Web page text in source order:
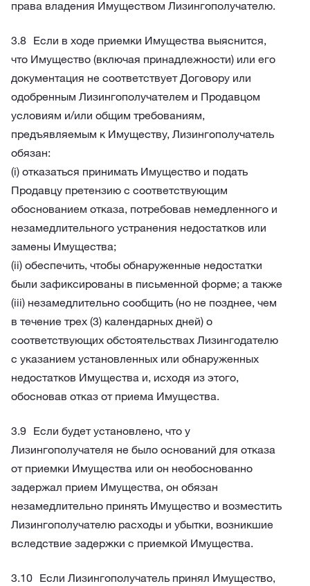
права владения Имуществом Лизингополучателю.
Если в ходе приемки Имущества выяснится,
что Имущество (включая принадлежности) или его
документация не соответствует Договору или
одобренным Лизингополучателем и Продавцом
условиям и/или общим требованиям,
предъявляемым к Имуществу, Лизингополучатель
обязан:
(i) отказаться принимать Имущество и подать
Продавцу претензию с соответствующим
обоснованием отказа, потребовав немедленного и
незамедлительного устранения недостатков или
замены Имущества;
(ii) обеспечить, чтобы обнаруженные недостатки
были зафиксированы в письменной форме; а также
(iii) незамедлительно сообщить (но не позднее, чем
в течение трех (3) календарных дней) о
соответствующих обстоятельствах Лизингодателю
с указанием установленных или обнаруженных
недостатков Имущества и, исходя из этого,
обосновав отказ от приема Имущества.
Если будет установлено, что у
Лизингополучателя не было оснований для отказа
от приемки Имущества или он необоснованно
задержал прием Имущества, он обязан
незамедлительно принять Имущество и возместить
Лизингополучателю расходы и убытки, возникшие
вследствие задержки с приемкой Имущества.
Если Лизингополучатель принял Имущество,